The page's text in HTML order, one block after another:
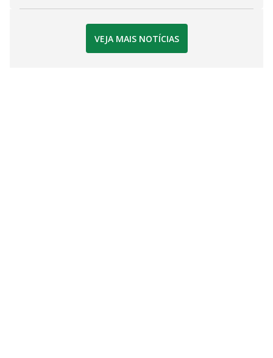
VEJA MAIS NOTÍCIAS